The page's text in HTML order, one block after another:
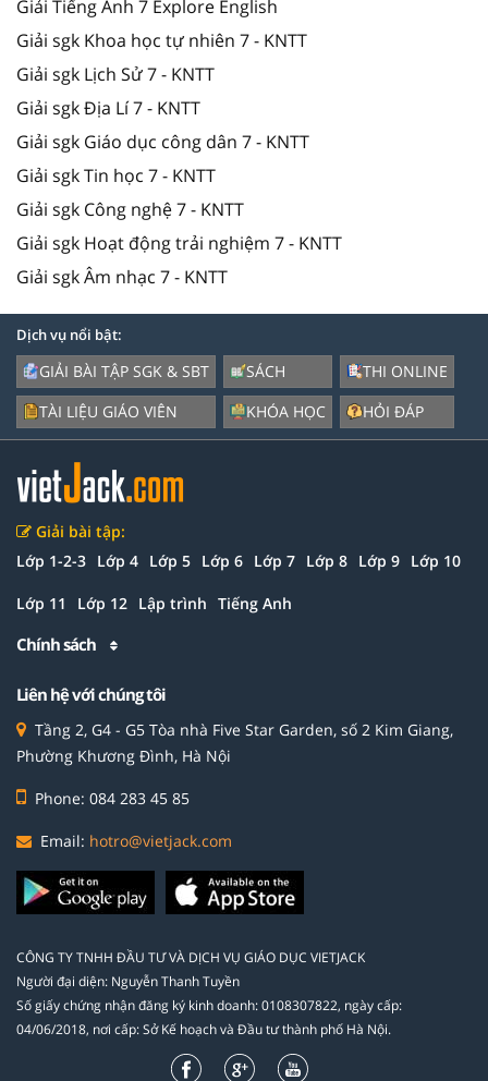
Giải Tiếng Anh 7 Explore English
Giải sgk Khoa học tự nhiên 7 - KNTT
Giải sgk Lịch Sử 7 - KNTT
Giải sgk Địa Lí 7 - KNTT
Giải sgk Giáo dục công dân 7 - KNTT
Giải sgk Tin học 7 - KNTT
Giải sgk Công nghệ 7 - KNTT
Giải sgk Hoạt động trải nghiệm 7 - KNTT
Giải sgk Âm nhạc 7 - KNTT
Dịch vụ nổi bật:
GIẢI BÀI TẬP SGK & SBT
TÀI LIỆU GIÁO VIÊN
SÁCH
KHÓA HỌC
THI ONLINE
HỎI ĐÁP
Giải bài tập:
Lớp 1-2-3 Lớp 4 Lớp 5 Lớp 6 Lớp 7 Lớp 8 Lớp 9 Lớp 10
Lớp 11 Lớp 12 Lập trình Tiếng Anh
Chính sách
Liên hệ với chúng tôi
Tầng 2, G4 - G5 Tòa nhà Five Star Garden, số 2 Kim Giang,
Phường Khương Đình, Hà Nội
Phone: 084 283 45 85
Email: hotro@vietjack.com
CÔNG TY TNHH ĐẦU TƯ VÀ DỊCH VỤ GIÁO DỤC VIETJACK
Người đại diện: Nguyễn Thanh Tuyền
Số giấy chứng nhận đăng ký kinh doanh: 0108307822, ngày cấp:
04/06/2018, nơi cấp: Sở Kế hoạch và Đầu tư thành phố Hà Nội.